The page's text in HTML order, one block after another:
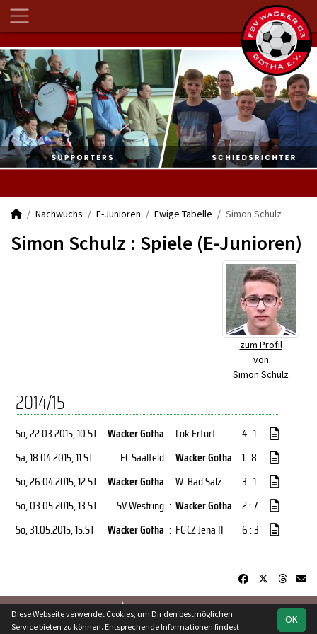
Nachwuchs E-Junioren Ewige Tabelle Simon Schulz
Simon Schulz : Spiele (E-Junioren)
zum Profil
von
Simon Schulz
2014/15
So, 22.03.2015, 10.ST Wacker Gotha : Lok Erfurt
4 : 1
Sa, 18.04.2015, 11.ST FC Saalfeld : Wacker Gotha 1 : 8
So, 26.04.2015, 12.ST Wacker Gotha : W. Bad Salz.
3 : 1
So, 03.05.2015, 13.ST SV Westring : Wacker Gotha 2 : 7
So, 31.05.2015, 15.ST Wacker Gotha : FC CZ Jena II 6 : 3
soccero.de
OK
Diese Webseite verwendet Cookies, um Dir den bestmöglichen
Service bieten zu können. Entsprechende Informationen findest